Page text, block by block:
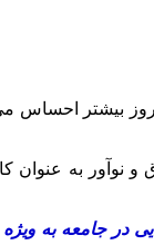
بیشتر احساس
نوآور به‌ عنوان
جامعه به ویژه